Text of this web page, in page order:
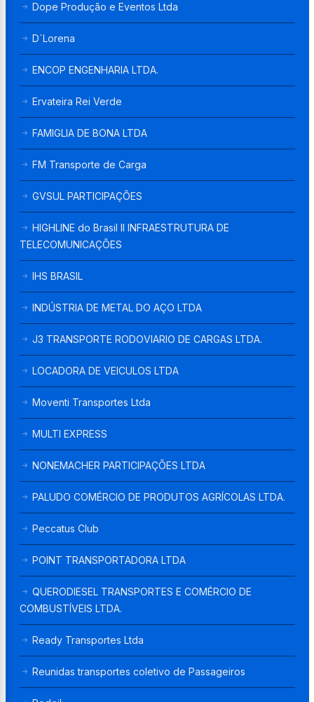
Dope Produção e Eventos Ltda
D´Lorena
ENCOP ENGENHARIA LTDA.
Ervateira Rei Verde
FAMIGLIA DE BONA LTDA
FM Transporte de Carga
GVSUL PARTICIPAÇÕES
HIGHLINE do Brasil II INFRAESTRUTURA DE
TELECOMUNICAÇÕES
IHS BRASIL
INDÚSTRIA DE METAL DO AÇO LTDA
J3 TRANSPORTE RODOVIARIO DE CARGAS LTDA.
LOCADORA DE VEICULOS LTDA
Moventi Transportes Ltda
MULTI EXPRESS
NONEMACHER PARTICIPAÇÕES LTDA
PALUDO COMÉRCIO DE PRODUTOS AGRÍCOLAS LTDA.
Peccatus Club
POINT TRANSPORTADORA LTDA
QUERODIESEL TRANSPORTES E COMÉRCIO DE
COMBUSTÍVEIS LTDA.
Ready Transportes Ltda
Reunidas transportes coletivo de Passageiros